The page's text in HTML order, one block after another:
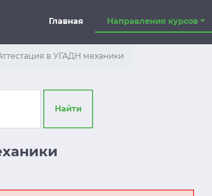
Главная Направления курсов
в УГАДН механики
Найти